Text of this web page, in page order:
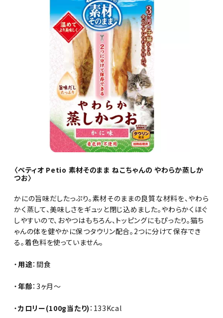
〈ペティオ Petio 素材そのまま ねこちゃんの やわらか蒸しか
つお〉
かにの旨味だしたっぷり。素材そのままの良質な材料を、やわら
かく蒸して、美味しさをギュッと閉じ込めました。やわらかくほぐ
しやすいので、おやつはもちろん、トッピングにもぴったり。猫ち
ゃんの体を健やかに保つタウリン配合。2つに分けて保存でき
る。着色料を使っていません。
・ 用途：間食
・年齢：3ヶ月～
・カロリー(100g当たり) ：133Kcal